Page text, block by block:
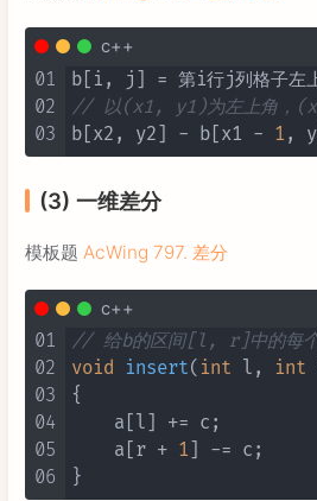
c++
01
02
03
// 以(x1, y1)为左上角，
b[x2, y2] - b[x1 - 1,
(3) 一维差分
模板题 AcWing 797. 差分
c++
01
02
03
04
05
06
// 给b的区间[l, r]中的每个
void
insert( int l, int
{
    a[l] += c;
    a[r +
1 ] -= c;